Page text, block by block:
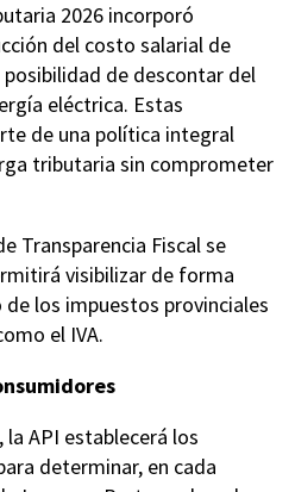
2026 incorporó
del costo salarial de
de descontar del
eléctrica. Estas
de una política integral
tributaria sin comprometer
Transparencia Fiscal se
visibilizar de forma
los impuestos provinciales
el IVA.
API establecerá los
determinar, en cada